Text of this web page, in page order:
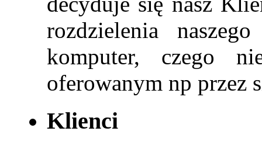
rozdzielenia
komputer, czego
oferowanym np przez
Klienci